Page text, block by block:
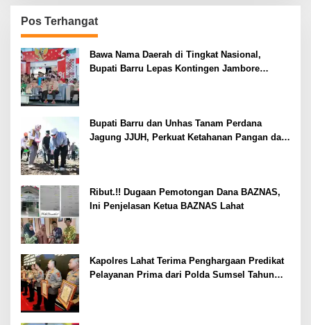
Pos Terhangat
Bawa Nama Daerah di Tingkat Nasional,
Bupati Barru Lepas Kontingen Jambore
Bupati Barru dan Unhas Tanam Perdana
Jagung JJUH, Perkuat Ketahanan Pangan dan
Ribut.!! Dugaan Pemotongan Dana BAZNAS,
Ini Penjelasan Ketua BAZNAS Lahat
Kapolres Lahat Terima Penghargaan Predikat
Pelayanan Prima dari Polda Sumsel Tahun